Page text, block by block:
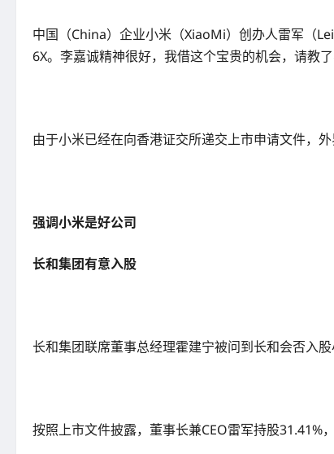
中国（China）企业小米（XiaoMi）创办人雷军（
6X。李嘉诚精神很好，我借这个宝贵的机会，请教
由于小米已经在向香港证交所递交上市申请文件，
强调小米是好公司
长和集团有意入股
长和集团联席董事总经理霍建宁被问到长和会否入
按照上市文件披露，董事长兼CEO雷军持股31.41%